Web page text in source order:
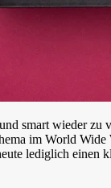
smart wieder zu
im World
lediglich einen